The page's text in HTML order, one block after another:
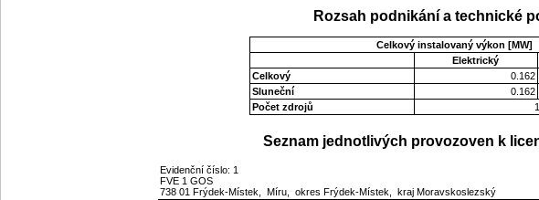
Rozsah podnikání a technické
Celkový instalovaný výkon [MW]
Elektrický
Celkový
0.162
Sluneční
0.162
Počet zdrojů
1
Seznam jednotlivých provozoven k
Evidenční číslo: 1
FVE 1 GOS
738 01 Frýdek-Místek, Míru, okres Frýdek-Místek, kraj Moravskoslezský